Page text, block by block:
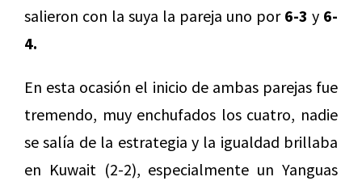
salieron con la suya la pareja uno por 6-3 y 6-
4.
En esta ocasión el inicio de ambas parejas fue
tremendo, muy enchufados los cuatro, nadie
se salía de la estrategia y la igualdad brillaba
en Kuwait (2-2), especialmente un Yanguas